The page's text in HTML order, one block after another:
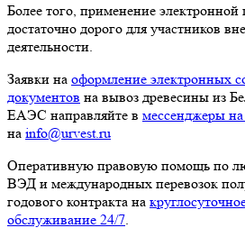
Более того, применение
достаточно дорого для участников
деятельности.
Заявки на оформление электронных
документов на вывоз древесины из
ЕАЭС направляйте в мессенджеры
на info@urvest.ru
Оперативную правовую помощь по
ВЭД и международных перевозок
годового контракта на
обслуживание 24/7.